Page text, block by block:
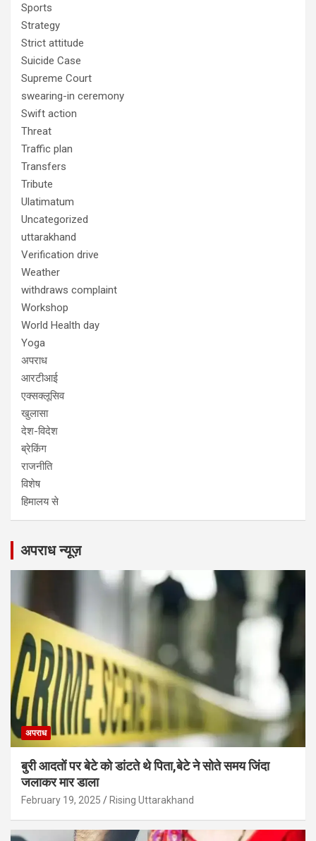
Sports
Strategy
Strict attitude
Suicide Case
Supreme Court
swearing-in ceremony
Swift action
Threat
Traffic plan
Transfers
Tribute
Ulatimatum
Uncategorized
uttarakhand
Verification drive
Weather
withdraws complaint
Workshop
World Health day
Yoga
अपराध
आरटीआई
एक्सक्लूसिव
खुलासा
देश-विदेश
ब्रेकिंग
राजनीति
विशेष
हिमालय से
अपराध न्यूज़
अपराध
बुरी आदतों पर बेटे को डांटते थे पिता,बेटे ने सोते समय जिंदा
जलाकर मार डाला
February 19, 2025 Rising Uttarakhand